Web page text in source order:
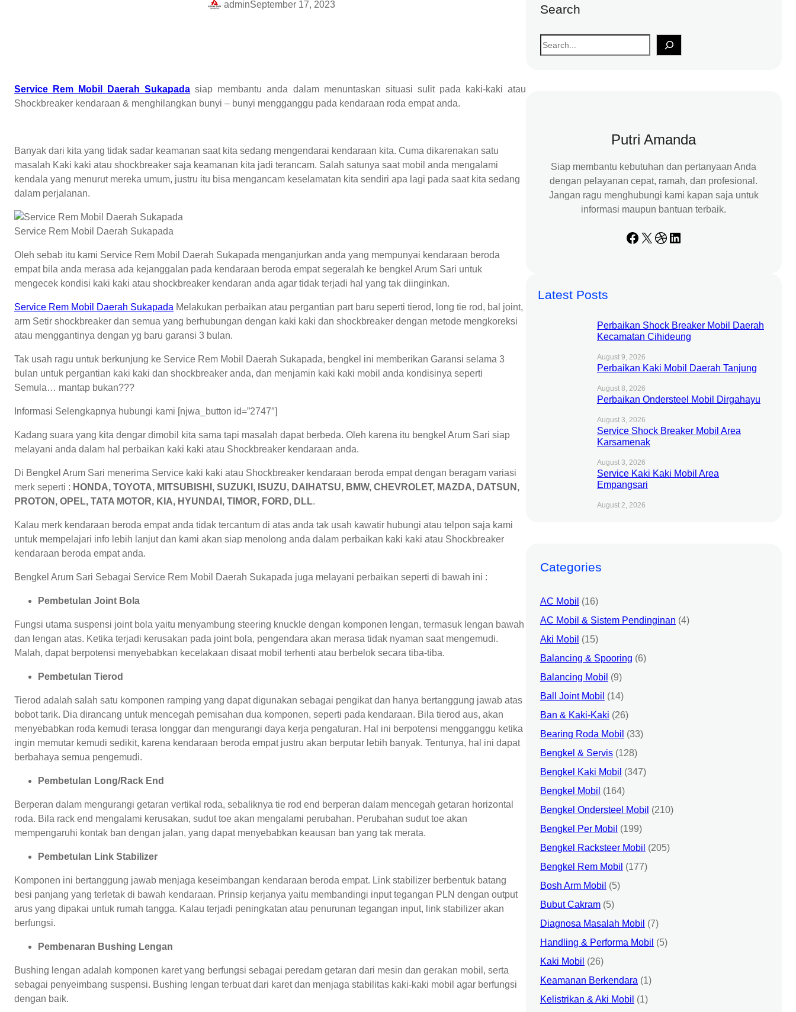
adminSeptember 17, 2023
Service Rem Mobil Daerah Sukapada siap membantu anda dalam menuntaskan situasi sulit pada kaki-kaki atau
Shockbreaker kendaraan & menghilangkan bunyi – bunyi mengganggu pada kendaraan roda empat anda.
Banyak dari kita yang tidak sadar keamanan saat kita sedang mengendarai kendaraan kita. Cuma dikarenakan satu
masalah Kaki kaki atau shockbreaker saja keamanan kita jadi terancam. Salah satunya saat mobil anda mengalami
kendala yang menurut mereka umum, justru itu bisa mengancam keselamatan kita sendiri apa lagi pada saat kita sedang
dalam perjalanan.
Service Rem Mobil Daerah Sukapada
Oleh sebab itu kami Service Rem Mobil Daerah Sukapada menganjurkan anda yang mempunyai kendaraan beroda
empat bila anda merasa ada kejanggalan pada kendaraan beroda empat segeralah ke bengkel Arum Sari untuk
mengecek kondisi kaki kaki atau shockbreaker kendaran anda agar tidak terjadi hal yang tak diinginkan.
Service Rem Mobil Daerah Sukapada Melakukan perbaikan atau pergantian part baru seperti tierod, long tie rod, bal joint,
arm Setir shockbreaker dan semua yang berhubungan dengan kaki kaki dan shockbreaker dengan metode mengkoreksi
atau menggantinya dengan yg baru garansi 3 bulan.
Tak usah ragu untuk berkunjung ke Service Rem Mobil Daerah Sukapada, bengkel ini memberikan Garansi selama 3
bulan untuk pergantian kaki kaki dan shockbreaker anda, dan menjamin kaki kaki mobil anda kondisinya seperti
Semula… mantap bukan???
Informasi Selengkapnya hubungi kami [njwa_button id=”2747″]
Kadang suara yang kita dengar dimobil kita sama tapi masalah dapat berbeda. Oleh karena itu bengkel Arum Sari siap
melayani anda dalam hal perbaikan kaki kaki atau Shockbreaker kendaraan anda.
Di Bengkel Arum Sari menerima Service kaki kaki atau Shockbreaker kendaraan beroda empat dengan beragam variasi
merk seperti : HONDA, TOYOTA, MITSUBISHI, SUZUKI, ISUZU, DAIHATSU, BMW, CHEVROLET, MAZDA, DATSUN,
PROTON, OPEL, TATA MOTOR, KIA, HYUNDAI, TIMOR, FORD, DLL.
Kalau merk kendaraan beroda empat anda tidak tercantum di atas anda tak usah kawatir hubungi atau telpon saja kami
untuk mempelajari info lebih lanjut dan kami akan siap menolong anda dalam perbaikan kaki kaki atau Shockbreaker
kendaraan beroda empat anda.
Bengkel Arum Sari Sebagai Service Rem Mobil Daerah Sukapada juga melayani perbaikan seperti di bawah ini :
Pembetulan Joint Bola
Fungsi utama suspensi joint bola yaitu menyambung steering knuckle dengan komponen lengan, termasuk lengan bawah
dan lengan atas. Ketika terjadi kerusakan pada joint bola, pengendara akan merasa tidak nyaman saat mengemudi.
Malah, dapat berpotensi menyebabkan kecelakaan disaat mobil terhenti atau berbelok secara tiba-tiba.
Pembetulan Tierod
Tierod adalah salah satu komponen ramping yang dapat digunakan sebagai pengikat dan hanya bertanggung jawab atas
bobot tarik. Dia dirancang untuk mencegah pemisahan dua komponen, seperti pada kendaraan. Bila tierod aus, akan
menyebabkan roda kemudi terasa longgar dan mengurangi daya kerja pengaturan. Hal ini berpotensi mengganggu ketika
ingin memutar kemudi sedikit, karena kendaraan beroda empat justru akan berputar lebih banyak. Tentunya, hal ini dapat
berbahaya semua pengemudi.
Pembetulan Long/Rack End
Berperan dalam mengurangi getaran vertikal roda, sebaliknya tie rod end berperan dalam mencegah getaran horizontal
roda. Bila rack end mengalami kerusakan, sudut toe akan mengalami perubahan. Perubahan sudut toe akan
mempengaruhi kontak ban dengan jalan, yang dapat menyebabkan keausan ban yang tak merata.
Pembetulan Link Stabilizer
Komponen ini bertanggung jawab menjaga keseimbangan kendaraan beroda empat. Link stabilizer berbentuk batang
besi panjang yang terletak di bawah kendaraan. Prinsip kerjanya yaitu membandingi input tegangan PLN dengan output
arus yang dipakai untuk rumah tangga. Kalau terjadi peningkatan atau penurunan tegangan input, link stabilizer akan
berfungsi.
Pembenaran Bushing Lengan
Bushing lengan adalah komponen karet yang berfungsi sebagai peredam getaran dari mesin dan gerakan mobil, serta
sebagai penyeimbang suspensi. Bushing lengan terbuat dari karet dan menjaga stabilitas kaki-kaki mobil agar berfungsi
dengan baik.
Search
S
e
Putri Amanda
Siap membantu kebutuhan dan pertanyaan Anda
dengan pelayanan cepat, ramah, dan profesional.
Jangan ragu menghubungi kami kapan saja untuk
informasi maupun bantuan terbaik.
Facebook X Dribbble LinkedIn
Latest Posts
Perbaikan Shock Breaker Mobil Daerah
Kecamatan Cihideung
August 9, 2026
Perbaikan Kaki Mobil Daerah Tanjung
August 8, 2026
Perbaikan Ondersteel Mobil Dirgahayu
August 3, 2026
Service Shock Breaker Mobil Area
Karsamenak
August 3, 2026
Service Kaki Kaki Mobil Area
Empangsari
August 2, 2026
Categories
AC Mobil (16)
AC Mobil & Sistem Pendinginan (4)
Aki Mobil (15)
Balancing & Spooring (6)
Balancing Mobil (9)
Ball Joint Mobil (14)
Ban & Kaki-Kaki (26)
Bearing Roda Mobil (33)
Bengkel & Servis(128)
Bengkel Kaki Mobil (347)
Bengkel Mobil (164)
Bengkel Ondersteel Mobil (210)
Bengkel Per Mobil (199)
Bengkel Racksteer Mobil (205)
Bengkel Rem Mobil (177)
Bosh Arm Mobil (5)
Bubut Cakram(5)
Diagnosa Masalah Mobil (7)
Handling & Performa Mobil (5)
Kaki Mobil (26)
Keamanan Berkendara (1)
Kelistrikan & Aki Mobil (1)